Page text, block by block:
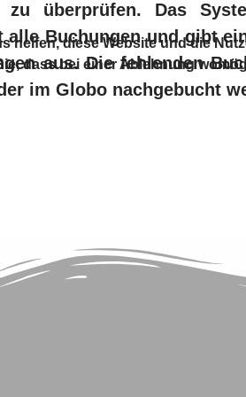
zu überprüfen. Das
alle Buchungen und gibt
aus. Die fehlenden
im Globo nachgebucht
helfen, diese Website und die
dass bei einer Ablehnung